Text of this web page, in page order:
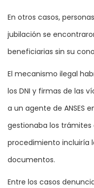
En otros casos,
jubilación se
beneficiarias sin su
El mecanismo ilegal
los DNI y firmas de las
a un agente de ANSES
gestionaba los
procedimiento incluiría
documentos.
Entre los casos